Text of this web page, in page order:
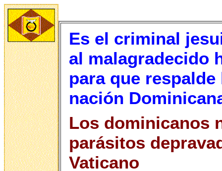
Es el criminal
al malagradecido
para que
nación
Los dominicanos
parásitos
Vaticano